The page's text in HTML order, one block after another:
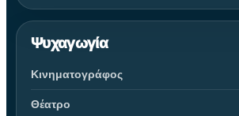
Ψυχαγωγία
Κινηματογράφος
Θέατρο